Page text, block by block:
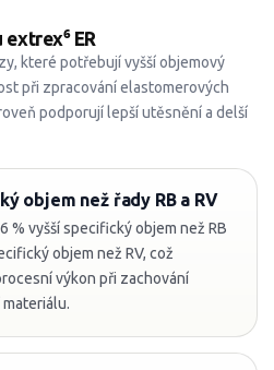
ER
které potřebují vyšší objemový
při zpracování elastomerových
podporují lepší utěsnění a delší
objem než řady RB a RV
% vyšší specifický objem než RB
objem než RV, což
výkon při zachování